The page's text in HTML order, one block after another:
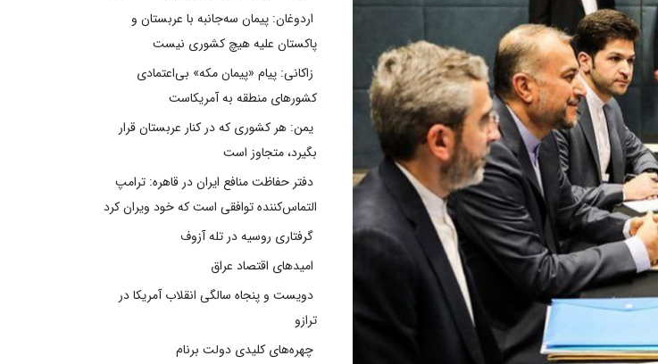
اردوغان: پیمان سه‌جانبه با عربستان و
پاکستان علیه هیچ کشوری نیست
زاکانی: پیام «پیمان مکه» بی‌اعتمادی
کشورهای منطقه به آمریکاست
یمن: هر کشوری که در کنار عربستان قرار
بگیرد، متجاوز است
دفتر حفاظت منافع ایران در قاهره: ترامپ
التماس‌کننده توافقی است که خود ویران کرد
گرفتاری روسیه در تله آزوف
امیدهای اقتصاد عراق
دویست و پنجاه سالگی انقلاب آمریکا در
ترازو
چهره‌های کلیدی دولت برنام